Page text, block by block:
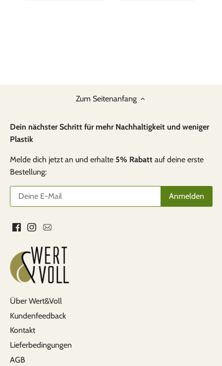
Zum Seitenanfang
Dein nächster Schritt für mehr Nachhaltigkeit und weniger
Plastik
Melde dich jetzt an und erhalte 5% Rabatt auf deine erste
Bestellung:
Über Wert&Voll
Kundenfeedback
Kontakt
Lieferbedingungen
AGB